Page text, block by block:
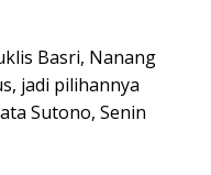
Basri, Nanang
jadi pilihannya
Sutono, Senin